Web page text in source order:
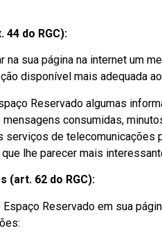
do RGC):
sua página na internet um
disponível mais adequada
Reservado algumas
consumidas,
de
lhe parecer mais
(art. 62 do RGC):
Reservado em sua